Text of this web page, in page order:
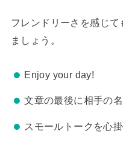
フレンドリーさを感じ
ましょう。
Enjoy your day!
文章の最後に相手の
スモールトークを心